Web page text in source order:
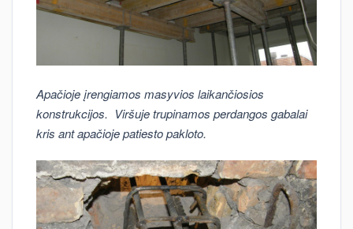
Apačioje įrengiamos masyvios laikančiosios
konstrukcijos. Viršuje trupinamos perdangos gabalai
kris ant apačioje patiesto pakloto.